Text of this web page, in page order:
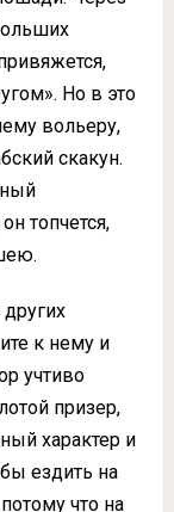
Но в это
вольеру,
скакун.
топчется,
к нему и
учтиво
призер,
характер и
ездить на
что на